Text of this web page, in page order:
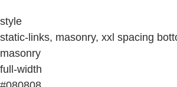
style
static-links, masonry, xxl spacing
masonry
full-width